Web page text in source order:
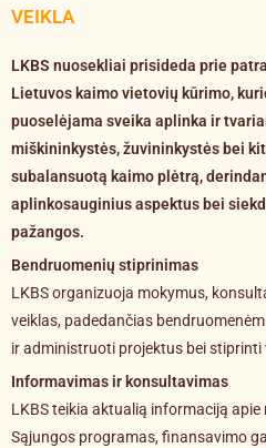
VEIKLA
LKBS nuosekliai prisideda prie
Lietuvos kaimo vietovių kūrimo,
puoselėjama sveika aplinka ir
miškininkystės, žuvininkystės bei
subalansuotą kaimo plėtrą,
aplinkosauginius aspektus bei
pažangos.
Bendruomenių stiprinimas
LKBS organizuoja mokymus,
veiklas, padedančias
ir administruoti projektus bei stiprinti
Informavimas ir konsultavimas
LKBS teikia aktualią informaciją
Sąjungos programas, finansavimo